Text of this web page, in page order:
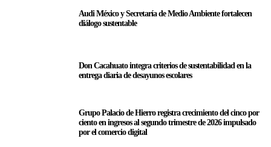
Audi México y Secretaría de Medio Ambiente fortalecen
diálogo sustentable
Don Cacahuato integra criterios de sustentabilidad en la
entrega diaria de desayunos escolares
Grupo Palacio de Hierro registra crecimiento del cinco por
ciento en ingresos al segundo trimestre de 2026 impulsado
por el comercio digital